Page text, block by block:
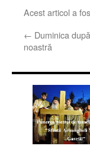
Acest articol a
← Duminica
noastră